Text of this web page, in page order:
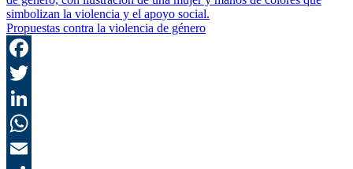
Propuestas contra la violencia de género